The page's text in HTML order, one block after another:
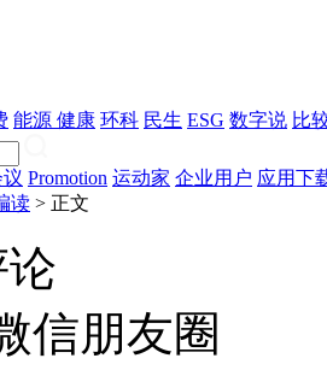
能源 健康 环科 民生 ESG 数字说 比
Promotion 运动家 企业用户 应用下
读 > 正文
信朋友圈